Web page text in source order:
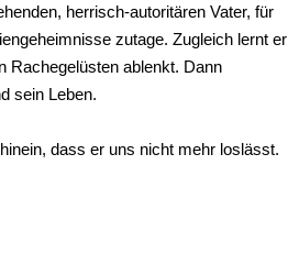
herrisch-autoritären Vater, für
zutage. Zugleich lernt er
Rachegelüsten ablenkt. Dann
sein Leben.
dass er uns nicht mehr loslässt.